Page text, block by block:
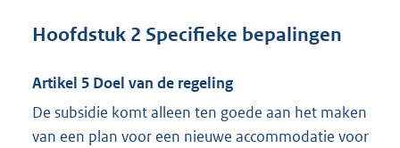
Hoofdstuk 2 Specifieke bepalingen
Artikel 5 Doel van de regeling
De subsidie komt alleen ten goede aan het maken
van een plan voor een nieuwe accommodatie voor